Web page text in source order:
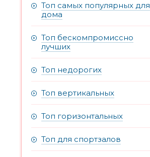
Топ самых популярных для
дома
Топ бескомпромиссно
лучших
Топ недорогих
Топ вертикальных
Топ горизонтальных
Топ для спортзалов